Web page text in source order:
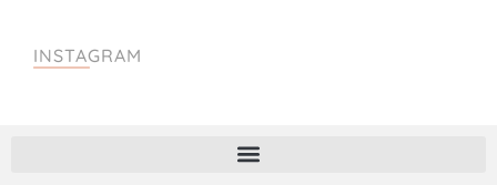
INSTAGRAM